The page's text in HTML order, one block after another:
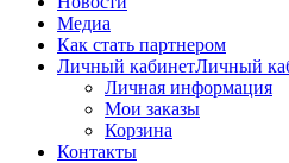
Медиа
Как стать партнером
Личный кабинетЛичный
Личная информация
Мои заказы
Корзина
Контакты